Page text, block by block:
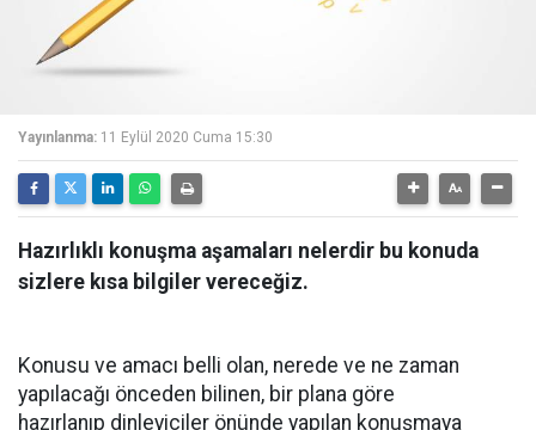
Yayınlanma: 11 Eylül 2020 Cuma 15:30
Hazırlıklı konuşma aşamaları nelerdir bu konuda
sizlere kısa bilgiler vereceğiz.
Konusu ve amacı belli olan, nerede ve ne zaman
yapılacağı önceden bilinen, bir plana göre
hazırlanıp dinleyiciler önünde yapılan konuşmaya